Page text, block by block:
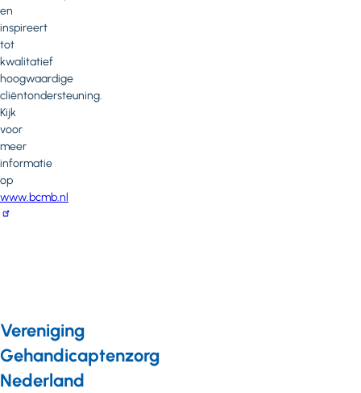
en
inspireert
tot
kwalitatief
hoogwaardige
cliëntondersteuning.
Kijk
voor
meer
informatie
op
www.bcmb.nl
Vereniging
Gehandicaptenzorg
Nederland